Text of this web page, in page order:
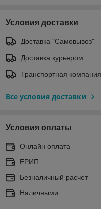
Условия доставки
Доставка "Самовывоз"
Доставка курьером
Транспортная компания
Все условия доставки
Условия оплаты
Онлайн оплата
ЕРИП
Безналичный расчет
Наличными